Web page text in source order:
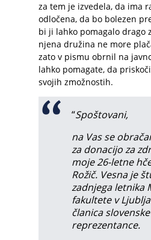
za tem je izvedela, da ima
odločena, da bo bolezen
bi ji lahko pomagalo drago
njena družina ne more
zato v pismu obrnil na
lahko pomagate, da
svojih zmožnostih.
“Spoštovani,
na Vas se
za donacijo za
moje 26-letne
Rožič. Vesna je
zadnjega letnika
fakultete v
članica
reprezentance.